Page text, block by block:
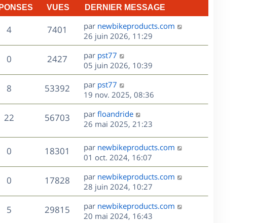
p
n
s
r
m
e
s
s
a
g
e
VUES DERNIER MESSAGE
4R
é
o
n
s
e
s
7401
u
s
D
e
r
n
i
e
r
m
e
s
s
a
g
e
par newbikeproducts.com
26 juin 2026, 11:29
0R
é
p
o
s
e
s
2427V
u
e
s
D
e
r
n
i
e
r
m
e
s
s
a
g
e
par pst77
05 juin 2026, 10:39
8R
é
p
s
e
s
53392V
u
e
D
e
r
n
i
r
m
e
s
s
a
g
e
par pst77
19 nov. 2025, 08:36
22R
é
56703V
u
D
e
i
e
r
m
e
s
s
par floandride
26 mai 2025, 21:23
0R
é
18301
u
e
D
e
r
n
i
e
r
m
par newbikeproducts.com
01 oct. 2024, 16:07
0R
é
17828V
u
D
e
r
n
i
par newbikeproducts.com
28 juin 2024, 10:27
5R
29815V
D
e
par newbikeproducts.com
20 mai 2024, 16:43